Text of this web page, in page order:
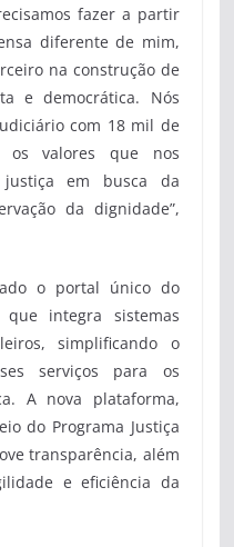
fazer a partir
diferente de mim,
na construção de
e democrática. Nós
com 18 mil de
os valores que nos
em busca da
da dignidade”,
o portal único do
que integra sistemas
simplificando o
serviços para os
A nova plataforma,
do Programa Justiça
transparência, além
e eficiência da